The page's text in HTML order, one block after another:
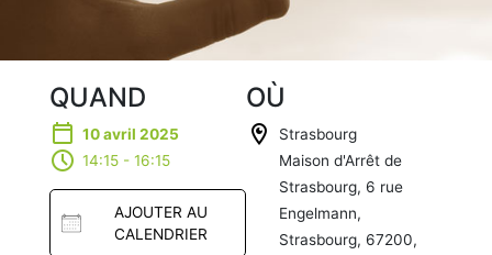
QUAND
10 avril 2025
14:15 - 16:15
AJOUTER AU
CALENDRIER
OÙ
Strasbourg
Maison d'Arrêt de
Strasbourg, 6 rue
Engelmann,
Strasbourg, 67200,